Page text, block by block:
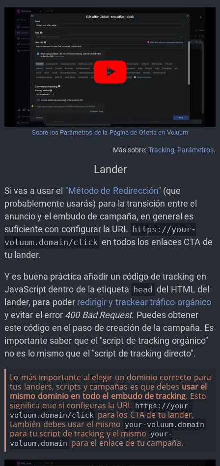
Sobre los Parámetros de la Página de Oferta en Voluum
Más sobre: Tracking, Parámetros.
Lander
Si vas a usar el "Método de Redirección" (que
probablemente usarás) para la transición entre el
anuncio y el embudo de campaña, en general es
suficiente con configurar la URL https://your-
voluum.domain/click en todos los enlaces CTA de
tu lander.
Y es buena práctica añadir un código de tracking en
JavaScript dentro de la etiqueta head del HTML del
lander, para poder redirigir y trackear tráfico orgánico
y evitar el error 400 Bad Request. Puedes obtener
este código en el paso de creación de la campaña. Es
importante saber que el "script de tracking orgánico"
no es lo mismo que el "script de tracking directo".
Lo más importante al elegir un dominio correcto para
tus landers, scripts y campañas es que debes usar el
mismo dominio en todo el embudo de tracking. Esto
significa que si configuras la URL https://your-
voluum.domain/click para los CTA de tu lander,
también debes usar el mismo your-voluum.domain
para tu script de tracking y el mismo your-
voluum.domain para el enlace de tu campaña.